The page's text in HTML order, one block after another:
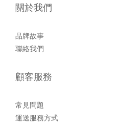
關於我們
品牌故事
聯絡我們
顧客服務
常見問題
運送服務方式